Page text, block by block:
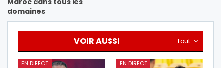
Maroc dans tous les
domaines
Tout
VOIR AUSSI
EN DIRECT EN DIRECT